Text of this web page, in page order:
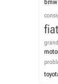
bmw
fiat